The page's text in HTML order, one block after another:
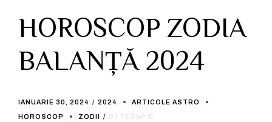
HOROSCOP ZODIA
BALANȚĂ 2024
IANUARIE 30, 2024 2024 ARTICOLE ASTRO
HOROSCOP ZODII